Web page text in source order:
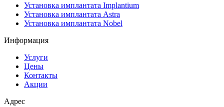
Установка имплантата Implantium
Установка имплантата Astra
Установка имплантата Nobel
Информация
Услуги
Цены
Контакты
Акции
Адрес